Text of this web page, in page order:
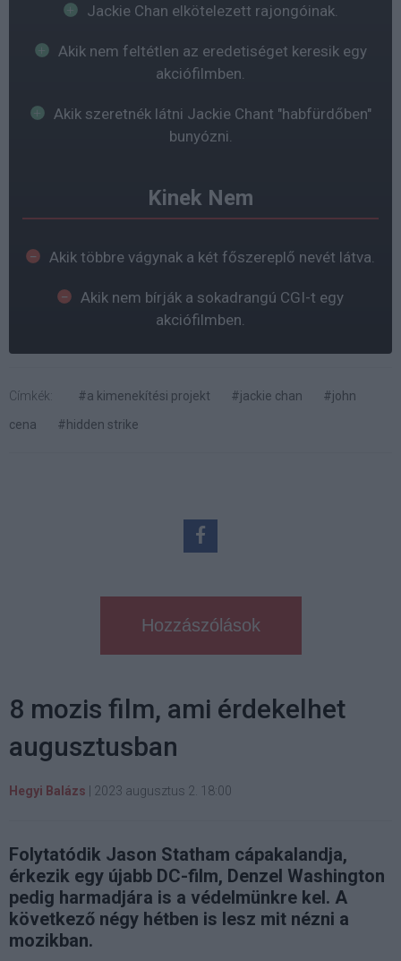
Jackie Chan elkötelezett rajongóinak.
Akik nem feltétlen az eredetiséget keresik egy
akciófilmben.
Akik szeretnék látni Jackie Chant "habfürdőben"
bunyózni.
Kinek Nem
Akik többre vágynak a két főszereplő nevét látva.
Akik nem bírják a sokadrangú CGI-t egy
akciófilmben.
Címkék: #a kimenekítési projekt #jackie chan
#john
cena
#hidden strike
Hozzászólások
8 mozis film, ami érdekelhet
augusztusban
Hegyi Balázs 2023 augusztus 2. 18:00
Folytatódik Jason Statham cápakalandja,
érkezik egy újabb DC-film, Denzel Washington
pedig harmadjára is a védelmünkre kel. A
következő négy hétben is lesz mit nézni a
mozikban.